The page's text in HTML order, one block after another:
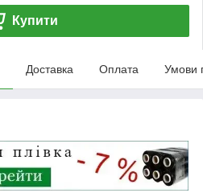
Купити
Доставка Оплата Умови